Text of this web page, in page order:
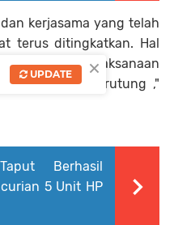
kerjasama yang telah
terus ditingkatkan. Hal
dalam pelaksanaan
Kelas IIB Tarutung ,"
Berhasil
5 Unit HP
×
UPDATE